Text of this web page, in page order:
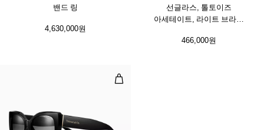
밴드 링
4,630,000원
선글라스, 톨토이즈
아세테이트, 라이트 브라운
466,000원
선글라스, 블랙 아세테이트, 편광